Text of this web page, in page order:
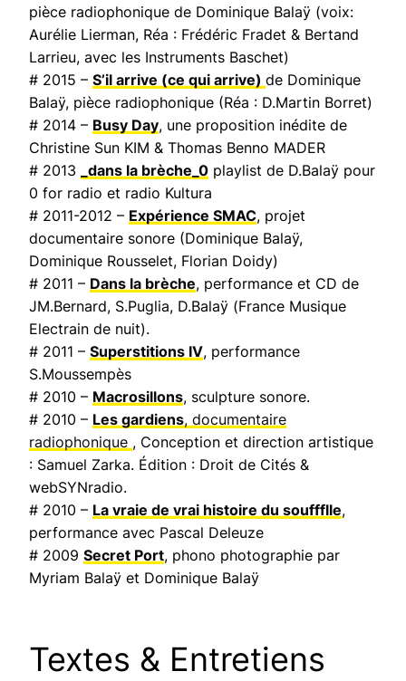
pièce radiophonique de Dominique Balaÿ (voix:
Aurélie Lierman, Réa : Frédéric Fradet & Bertand
Larrieu, avec les Instruments Baschet)
# 2015 – S’il arrive (ce qui arrive) de Dominique
Balaÿ, pièce radiophonique (Réa : D.Martin Borret)
# 2014 – Busy Day, une proposition inédite de
Christine Sun KIM & Thomas Benno MADER
# 2013
_dans la brèche_0 playlist de D.Balaÿ pour
0 for radio et radio Kultura
# 2011-2012 – Expérience SMAC, projet
documentaire sonore (Dominique Balaÿ,
Dominique Rousselet, Florian Doidy)
# 2011 – Dans la brèche, performance et CD de
JM.Bernard, S.Puglia, D.Balaÿ (France Musique
Electrain de nuit).
# 2011 – Superstitions IV, performance
S.Moussempès
# 2010 – Macrosillons, sculpture sonore.
# 2010 – Les gardiens, documentaire
radiophonique , Conception et direction artistique
: Samuel Zarka. Édition : Droit de Cités &
webSYNradio.
# 2010 – La vraie de vrai histoire du souffflle,
performance avec Pascal Deleuze
# 2009 Secret Port, phono photographie par
Myriam Balaÿ et Dominique Balaÿ
Textes & Entretiens